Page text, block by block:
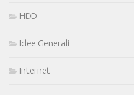
HDD
Idee Generali
Internet